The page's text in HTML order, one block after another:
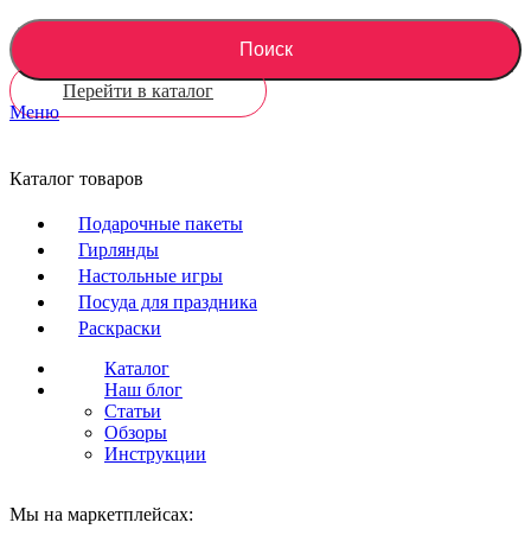
Поиск
Перейти в каталог
Меню
Каталог товаров
Подарочные пакеты
Гирлянды
Настольные игры
Посуда для праздника
Раскраски
Каталог
Наш блог
Статьи
Обзоры
Инструкции
Мы на маркетплейсах: